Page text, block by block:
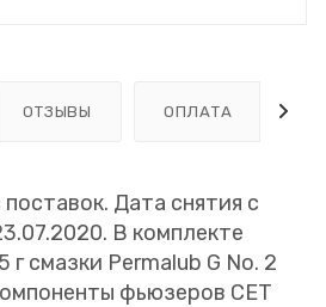
ОТЗЫВЫ ОПЛАТА
Дата снятия с
В комплекте
г смазки Permalub G No. 2
фьюзеров CET